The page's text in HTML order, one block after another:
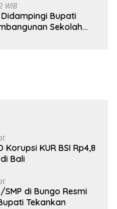
WIB
Bupati
Sekolah
KUR BSI Rp4,8
Bali
di Bungo Resmi
Tekankan